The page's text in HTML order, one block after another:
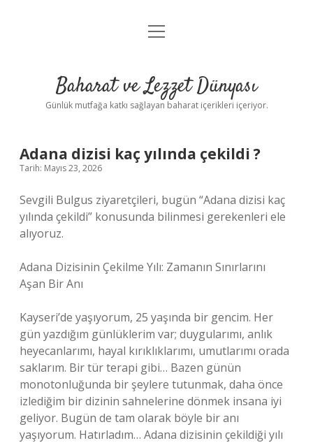
Anasayfa
Yasal Uyarı
menüyü
Baharat ve Lezzet Dünyası
Günlük mutfağa katkı sağlayan baharat içerikleri içeriyor.
Adana dizisi kaç yılında çekildi ?
Tarih: Mayıs 23, 2026
Sevgili Bulgus ziyaretçileri, bugün “Adana dizisi kaç
yılında çekildi” konusunda bilinmesi gerekenleri ele
alıyoruz.
Adana Dizisinin Çekilme Yılı: Zamanın Sınırlarını
Aşan Bir Anı
Kayseri’de yaşıyorum, 25 yaşında bir gencim. Her
gün yazdığım günlüklerim var; duygularımı, anlık
heyecanlarımı, hayal kırıklıklarımı, umutlarımı orada
saklarım. Bir tür terapi gibi… Bazen günün
monotonluğunda bir şeylere tutunmak, daha önce
izlediğim bir dizinin sahnelerine dönmek insana iyi
geliyor. Bugün de tam olarak böyle bir anı
yaşıyorum. Hatırladım… Adana dizisinin çekildiği yılı